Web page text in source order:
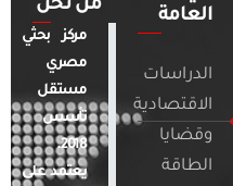
العامة
الدراسات
الاقتصادية
وقضايا
الطاقة
من نحن
مركز بحثي
مصري
مستقل
تأسس
2018.
يعتمد على